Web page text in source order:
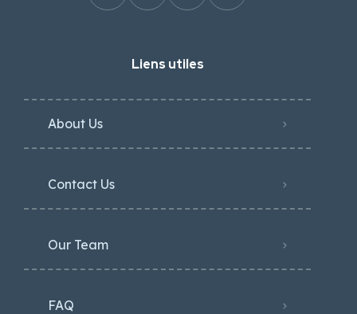
Liens utiles
About Us
Contact Us
Our Team
FAQ